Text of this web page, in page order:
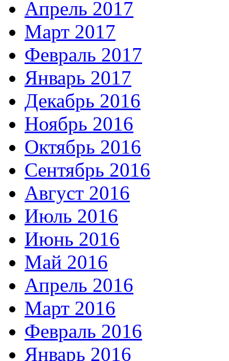
Апрель 2017
Март 2017
Февраль 2017
Январь 2017
Декабрь 2016
Ноябрь 2016
Октябрь 2016
Сентябрь 2016
Август 2016
Июль 2016
Июнь 2016
Май 2016
Апрель 2016
Март 2016
Февраль 2016
Январь 2016